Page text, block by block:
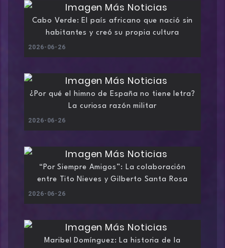
Cabo Verde: El país africano que nació sin
habitantes y creó su propia cultura
2026-06-26
¿Por qué el himno de España no tiene letra?
La curiosa razón militar
2026-06-26
“Por Siempre Amigos”: La colaboración
entre Tito Nieves y Gilberto Santa Rosa
2026-06-26
Maribel Domínguez: La historia de la